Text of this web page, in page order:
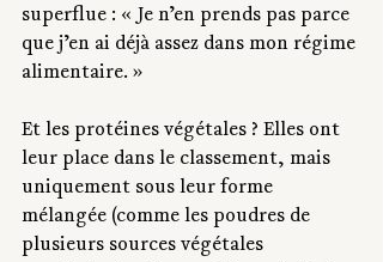
superflue : « Je n’en prends pas parce
que j’en ai déjà assez dans mon régime
alimentaire. »
Et les protéines végétales ? Elles ont
leur place dans le classement, mais
uniquement sous leur forme
mélangée (comme les poudres de
plusieurs sources végétales